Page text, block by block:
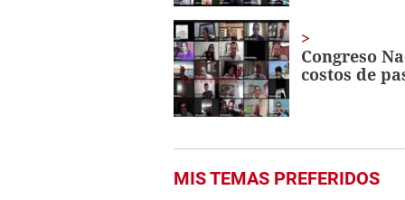
Congreso
costos de
MIS TEMAS PREFERIDOS